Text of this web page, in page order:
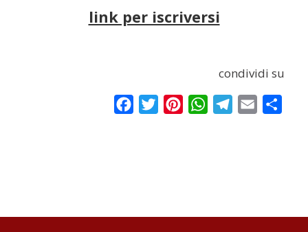
link per iscriversi
condividi su
FacebookTwitterPinterestWhatsAppTelegram
Email